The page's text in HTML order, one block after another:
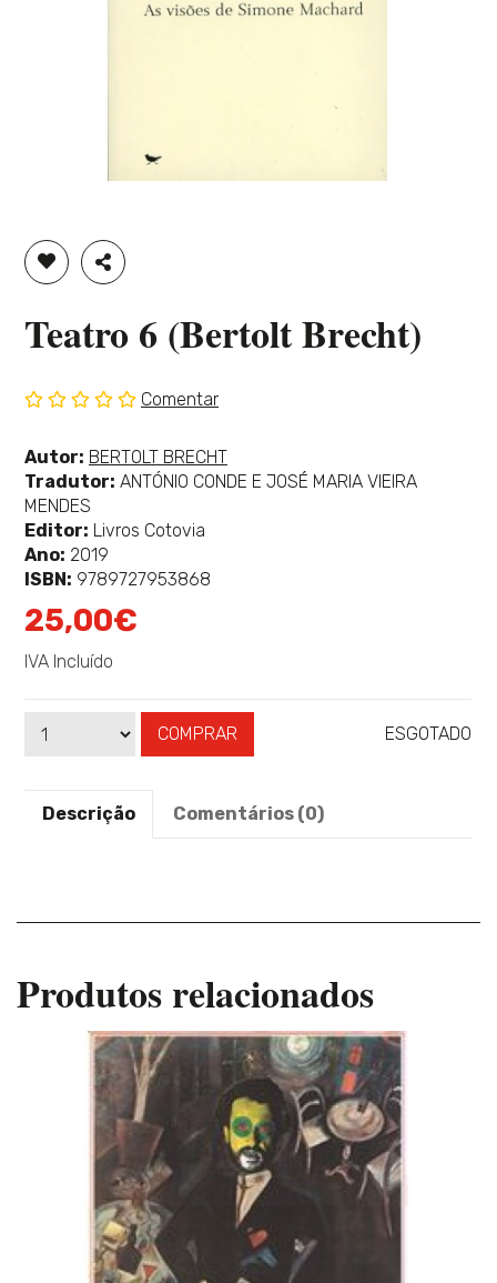
ADICIONAR À LISTA DE DESEJOS
PARTILHAR
Teatro 6 (Bertolt Brecht)
classificação
Comentar
Autor: Ver
mais
sobre
BERTOLT BRECHT
Tradutor: ANTÓNIO CONDE E JOSÉ MARIA VIEIRA
MENDES
Editor: Livros Cotovia
Ano: 2019
ISBN: 9789727953868
25,00€
IVA Incluído
Qtd COMPRAR
Disponibilidade: ESGOTADO
Descrição Comentários (0)
Produtos relacionados